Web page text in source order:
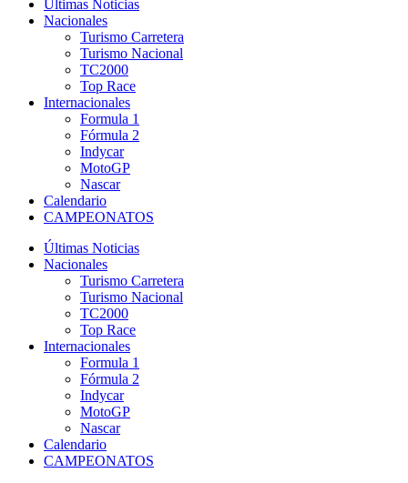
Últimas Noticias
Nacionales
Turismo Carretera
Turismo Nacional
TC2000
Top Race
Internacionales
Formula 1
Fórmula 2
Indycar
MotoGP
Nascar
Calendario
CAMPEONATOS
Últimas Noticias
Nacionales
Turismo Carretera
Turismo Nacional
TC2000
Top Race
Internacionales
Formula 1
Fórmula 2
Indycar
MotoGP
Nascar
Calendario
CAMPEONATOS